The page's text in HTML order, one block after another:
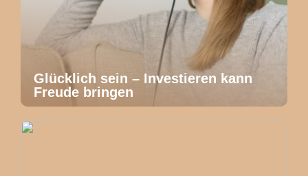
Glücklich sein – Investieren kann
Freude bringen